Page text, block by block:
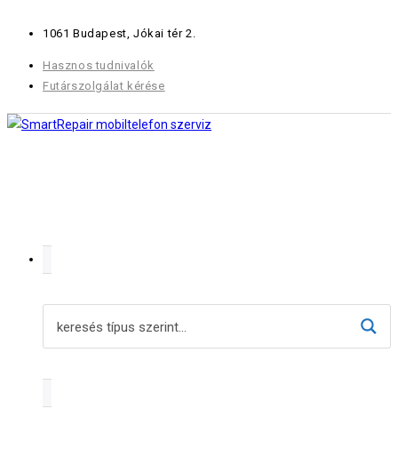
content
1061 Budapest, Jókai tér 2.
Hasznos tudnivalók
Futárszolgálat kérése